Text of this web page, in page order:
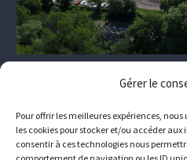
Gérer le
Pour offrir les meilleures expériences,
les cookies pour stocker et/ou accéder
consentir à ces technologies nous